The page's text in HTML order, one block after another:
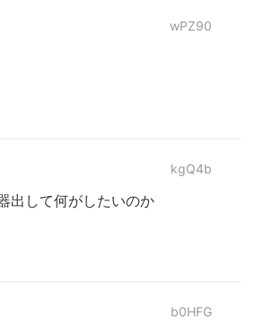
wPZ90
kgQ4b
出して何がしたいのか
b0HFG